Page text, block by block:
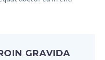
GRAVIDA